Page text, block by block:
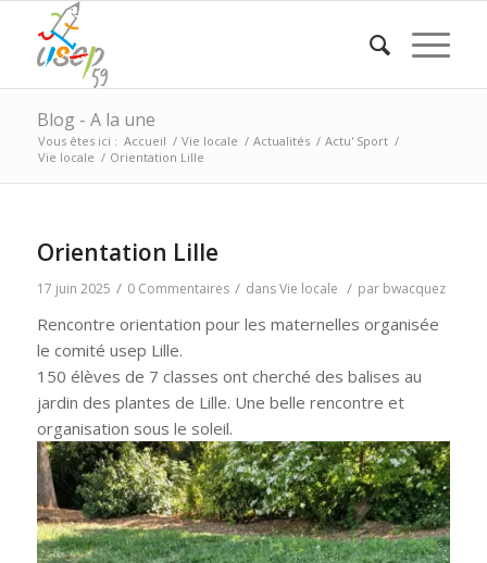
Blog - A la une
Vous êtes ici : Accueil / Vie locale / Actualités / Actu' Sport /
Vie locale / Orientation Lille
Orientation Lille
17 juin 2025 / 0 Commentaires / dansVie locale / par bwacquez
Rencontre orientation pour les maternelles organisée
le comité usep Lille.
150 élèves de 7 classes ont cherché des balises au
jardin des plantes de Lille. Une belle rencontre et
organisation sous le soleil.